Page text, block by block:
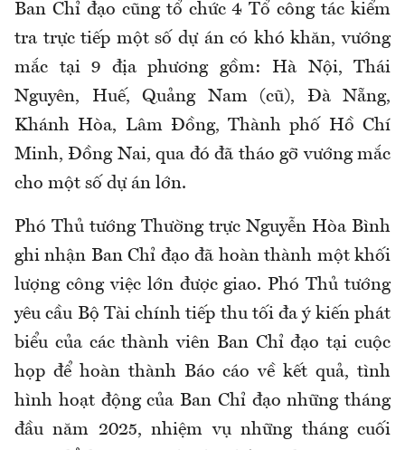
Ban Chỉ đạo cũng tổ chức 4 Tổ công tác kiểm
tra trực tiếp một số dự án có khó khăn, vướng
mắc tại 9 địa phương gồm: Hà Nội, Thái
Nguyên, Huế, Quảng Nam (cũ), Đà Nẵng,
Khánh Hòa, Lâm Đồng, Thành phố Hồ Chí
Minh, Đồng Nai, qua đó đã tháo gỡ vướng mắc
cho một số dự án lớn.
Phó Thủ tướng Thường trực Nguyễn Hòa Bình
ghi nhận Ban Chỉ đạo đã hoàn thành một khối
lượng công việc lớn được giao. Phó Thủ tướng
yêu cầu Bộ Tài chính tiếp thu tối đa ý kiến phát
biểu của các thành viên Ban Chỉ đạo tại cuộc
họp để hoàn thành Báo cáo về kết quả, tình
hình hoạt động của Ban Chỉ đạo những tháng
đầu năm 2025, nhiệm vụ những tháng cuối